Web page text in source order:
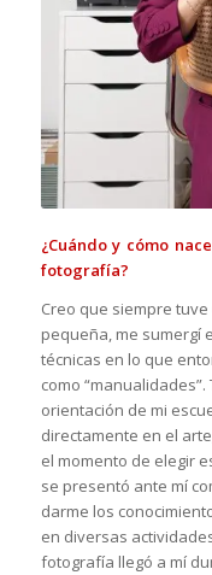
¿Cuándo y cómo
fotografía?
Creo que siempre
pequeña, me sumergí
técnicas en lo que
como
orientación de mi
directamente en el
el momento de elegir
se presentó ante mí
darme los
en diversas
fotografía llegó a mí